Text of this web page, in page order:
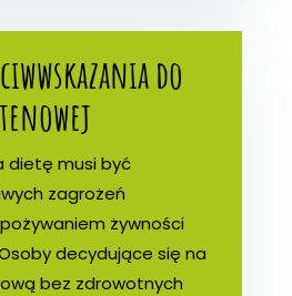
do
dietę musi być
zagrożeń
żywności
decydujące się na
bez zdrowotnych